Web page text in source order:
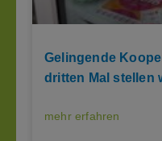
Gelingende
dritten Mal stellen
mehr erfahren